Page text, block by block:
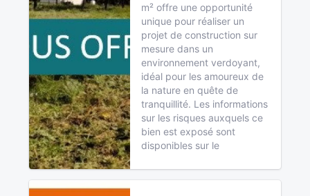
m² offre une opportunité
unique pour réaliser un
projet de construction sur
mesure dans un
environnement verdoyant,
idéal pour les amoureux de
la nature en quête de
tranquillité. Les informations
sur les risques auxquels ce
bien est exposé sont
disponibles sur le